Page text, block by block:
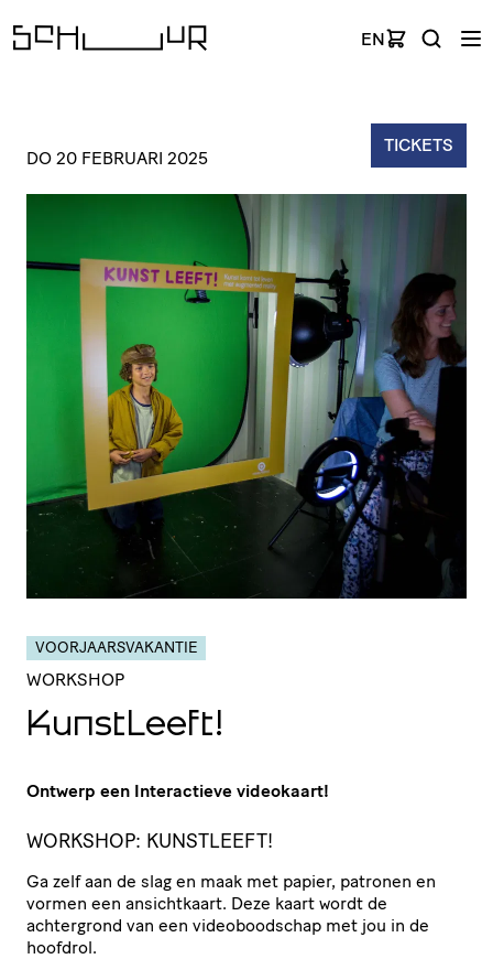
EN
TICKETS
DO 20 FEBRUARI 2025
VOORJAARSVAKANTIE
WORKSHOP
KunstLeeft!
Ontwerp een Interactieve videokaart!
WORKSHOP: KUNSTLEEFT!
Ga zelf aan de slag en maak met papier, patronen en
vormen een ansichtkaart. Deze kaart wordt de
achtergrond van een videoboodschap met jou in de
hoofdrol.